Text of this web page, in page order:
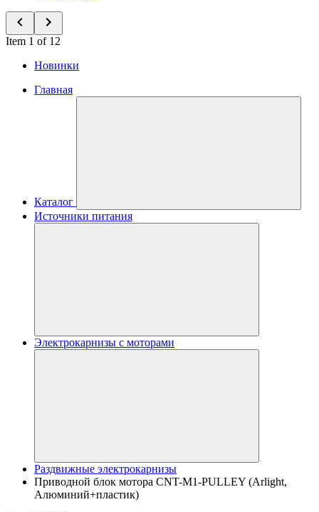
Item 1 of 12
Новинки
Главная
Каталог
Источники питания
Электрокарнизы с моторами
Раздвижные электрокарнизы
Приводной блок мотора CNT-M1-PULLEY (Arlight,
Алюминий+пластик)